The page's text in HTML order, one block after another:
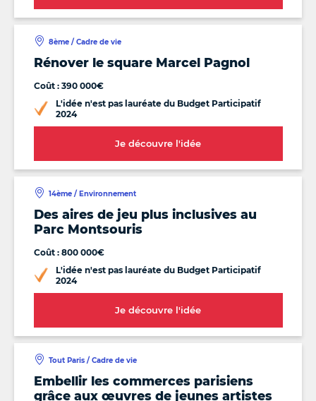
Rénover le square Marcel Pagnol
8ème / Cadre de vie
Coût : 390 000€
L'idée n'est pas lauréate du Budget Participatif
2024
Je découvre l'idée
Des aires de jeu plus inclusives au
Parc Montsouris
14ème / Environnement
Coût : 800 000€
L'idée n'est pas lauréate du Budget Participatif
2024
Je découvre l'idée
Embellir les commerces parisiens
grâce aux œuvres de jeunes artistes
Tout Paris / Cadre de vie